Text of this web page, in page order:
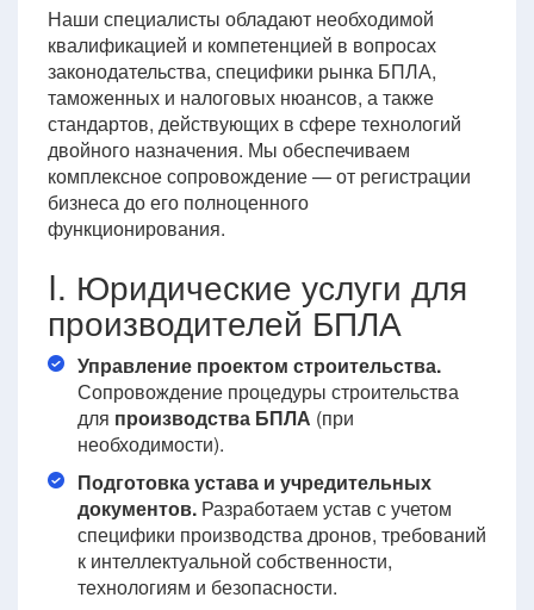
Наши специалисты обладают необходимой
квалификацией и компетенцией в вопросах
законодательства, специфики рынка БПЛА,
таможенных и налоговых нюансов, а также
стандартов, действующих в сфере технологий
двойного назначения. Мы обеспечиваем
комплексное сопровождение — от регистрации
бизнеса до его полноценного
функционирования.
I. Юридические услуги для
производителей БПЛА
Управление проектом строительства.
Сопровождение процедуры строительства
для производства БПЛА (при
необходимости).
Подготовка устава и учредительных
документов. Разработаем устав с учетом
специфики производства дронов, требований
к интеллектуальной собственности,
технологиям и безопасности.